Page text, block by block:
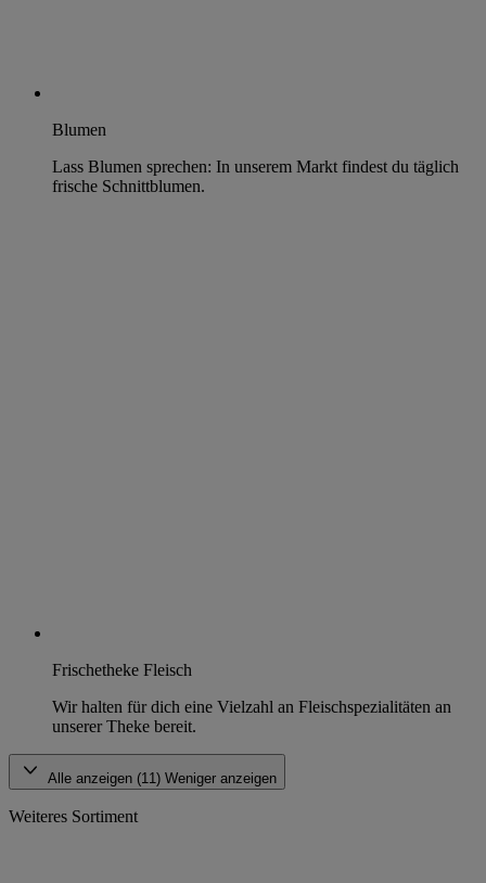
Blumen
Lass Blumen sprechen: In unserem Markt findest du täglich
frische Schnittblumen.
Frischetheke Fleisch
Wir halten für dich eine Vielzahl an Fleischspezialitäten an
unserer Theke bereit.
Alle anzeigen (11) Weniger anzeigen
Weiteres Sortiment